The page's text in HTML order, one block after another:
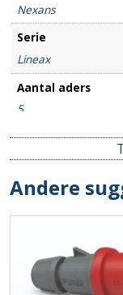
Nexans
Serie
Lineax
Aantal aders
5
Doorsnede
4mm²
Andere